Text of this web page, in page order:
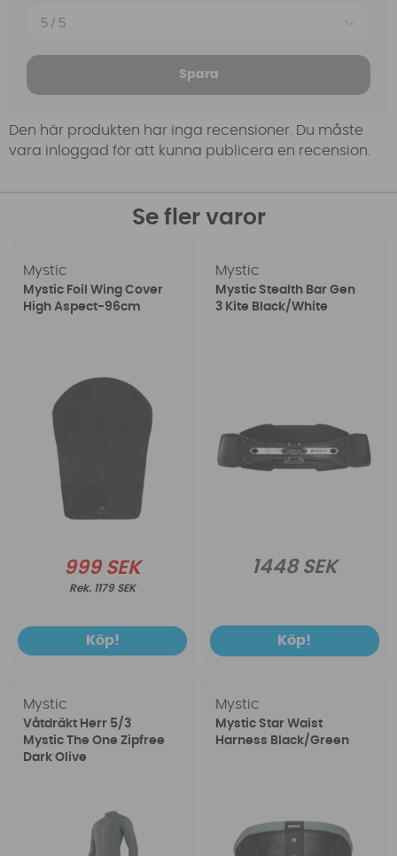
Spara
Den här produkten har inga recensioner. Du måste
vara inloggad för att kunna publicera en recension.
Se fler varor
Mystic
Mystic Foil Wing Cover
High Aspect-96cm
999 SEK
1179 SEK
Köp!
Mystic
Mystic Stealth Bar Gen
3 Kite Black/White
1448 SEK
Köp!
Mystic
Våtdräkt Herr 5/3
Mystic The One Zipfree
Dark Olive
Mystic
Mystic Star Waist
Harness Black/Green